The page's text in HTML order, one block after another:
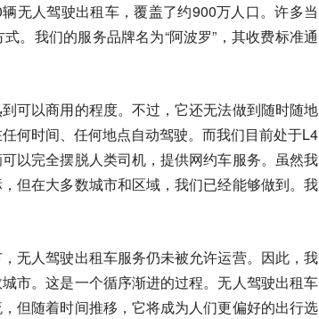
无人驾驶出租车，覆盖了约900万人口。许多当
。我们的服务品牌名为“阿波罗”，其收费标准通
可以商用的程度。不过，它还无法做到随时随地
何时间、任何地点自动驾驶。而我们目前处于L4
以完全摆脱人类司机，提供网约车服务。虽然我
但在大多数城市和区域，我们已经能够做到。我
无人驾驶出租车服务仍未被允许运营。因此，我
市。这是一个循序渐进的过程。无人驾驶出租车
但随着时间推移，它将成为人们更偏好的出行选